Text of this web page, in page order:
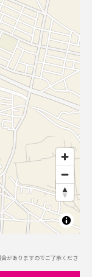
がありますのでご了承くださ